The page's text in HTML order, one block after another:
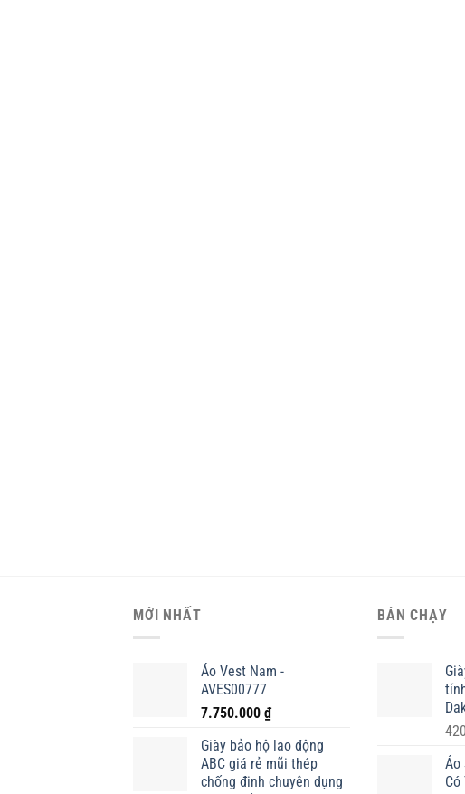
MỚI NHẤT
Áo Vest Nam -
AVES00777
7.750.000 ₫
Giày bảo hộ lao động
ABC giá rẻ mũi thép
chống đinh chuyên dụng
BÁN CHẠY
Áo